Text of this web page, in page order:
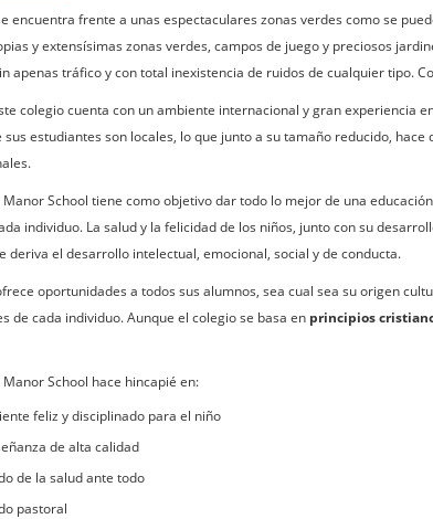
encuentra frente a unas espectaculares zonas verdes como se
y extensísimas zonas verdes, campos de juego y preciosos
apenas tráfico y con total inexistencia de ruidos de cualquier tipo.
colegio cuenta con un ambiente internacional y gran experiencia
sus estudiantes son locales, lo que junto a su tamaño reducido,
School tiene como objetivo dar todo lo mejor de una
individuo. La salud y la felicidad de los niños, junto con su
deriva el desarrollo intelectual, emocional, social y de conducta.
oportunidades a todos sus alumnos, sea cual sea su origen
de cada individuo. Aunque el colegio se basa en principios
School hace hincapié en:
feliz y disciplinado para el niño
de alta calidad
de la salud ante todo
pastoral